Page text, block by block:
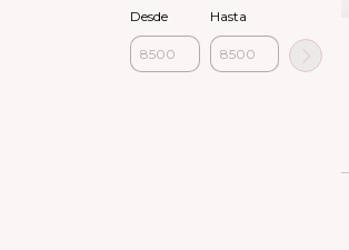
Desde Hasta